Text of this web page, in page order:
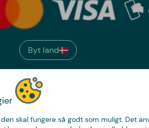
skal fungere så godt som muligt. Det
Byt land